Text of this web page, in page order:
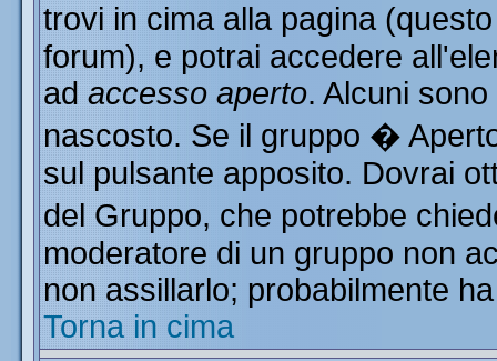
trovi in cima alla pagina
forum), e potrai accedere
ad accesso aperto. Alcuni
nascosto. Se il gruppo �
sul pulsante apposito. Dovrai
del Gruppo, che potrebbe
moderatore di un gruppo non
non assillarlo; probabilmente
Torna in cima